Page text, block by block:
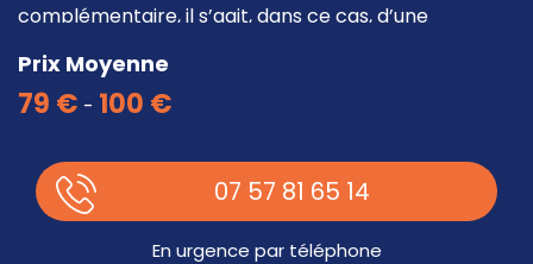
complémentaire, il s’agit, dans ce cas, d’une
intervention à part entière demandant un devis sur
place.
Prix Moyenne
79 € - 100 €
07 57 81 65 14
En urgence par téléphone